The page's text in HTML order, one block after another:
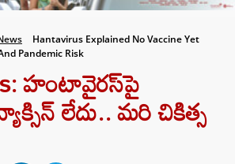
Hantavirus Explained No Vaccine Yet
Pandemic Risk
హంటావైరస్‌పై
లేదు.. మరి చికిత్స